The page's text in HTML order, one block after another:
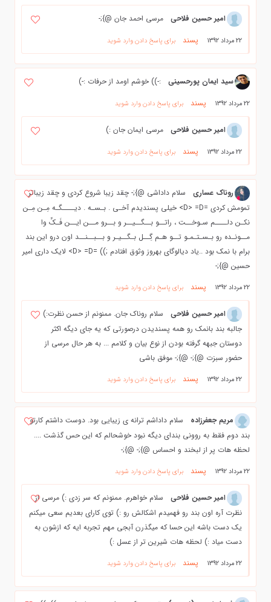
امیر حسین فلاحی مرسی احمد جان @};-
22 مرداد 1392 پسند برای پاسخ دادن وارد شوید
سید ایمان پورحسینی :-)) خوشم اومد از حرفات :-)
22 مرداد 1392 پسند برای پاسخ دادن وارد شوید
امیر حسین فلاحی مرسی ایمان جان :)
22 مرداد 1392 پسند برای پاسخ دادن وارد شوید
روناک عساری
سلام داداشی @};- چقد زیبا شروع کردی و چقد زیباتر
تمومش کردی =D> =D> خیلی پسندیدم آخـی . بـسـه . دیــــگـه مِـن مِـن
نکـن دلــــم سـوخــت ، راتــو بــگــیــر و بــرو مــن ایــن فَـکِّ وا
مــونـده رو بـسـتـمـو تــو هـم گِــل بـگــیـر و بــبــنــد اون درو این بند
برام با نمک بود ..یاد دیالوگای بهروز وثوق افتادم ;)) =D> =D> لایک داری امیر
حسین @};-
22 مرداد 1392 پسند برای پاسخ دادن وارد شوید
امیر حسین فلاحی
سلام روناک جان. ممنونم از حسن نظرت:)
جالبه بند بانمک رو همه پسندیدن درصورتی که یه جای دیگه اکثر
دوستان جبهه گرفته بودن از نوع بیان و کلامم ... به هر حال مرسی از
حضور سبزت @};- @};- موفق باشی
22 مرداد 1392 پسند برای پاسخ دادن وارد شوید
مریم جعفرزاده
سلام داداشم ترانه ی زیبایی بود. دوست داشتم کارتو
بند دوم فقط به روونی بندای دیگه نبود خوشحالم که این حس گذشت ....
لحظه هات پر از لبخند و احساس @};- @};-
22 مرداد 1392 پسند برای پاسخ دادن وارد شوید
امیر حسین فلاحی
سلام خواهرم. ممنونم که سر زدی :) مرسی از
نظرت آره اون بند رو فهمیدم اشکالش رو :) توی کارای بعدیم سعی میکنم
یک دست باشه این حسا که میگذرن آبجی مهم تجربه ایه که ازشون به
دست میاد :) لحظه هات شیرین تر از عسل :)
22 مرداد 1392 پسند برای پاسخ دادن وارد شوید